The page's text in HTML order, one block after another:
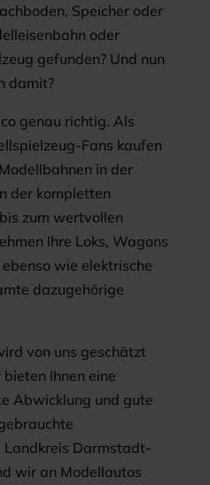
Speicher oder
oder
gefunden? Und nun
damit?
genau richtig. Als
Fans kaufen
in der
der kompletten
zum wertvollen
Ihre Loks, Wagons
wie elektrische
dazugehörige
von uns geschätzt
Ihnen eine
Abwicklung und gute
Landkreis Darmstadt-
wir an Modellautos